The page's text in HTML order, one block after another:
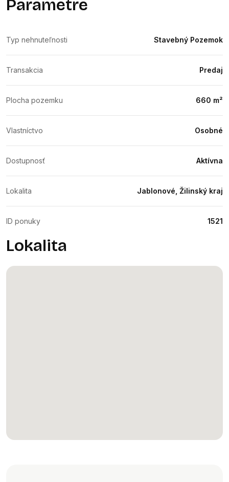
Parametre
Typ nehnuteľnosti Stavebný Pozemok
Transakcia Predaj
Plocha pozemku 660 m²
Vlastníctvo Osobné
Dostupnosť Aktívna
Lokalita Jablonové, Žilinský kraj
ID ponuky 1521
Lokalita